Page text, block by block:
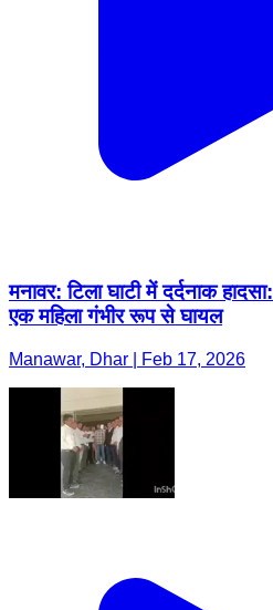
मनावर: टिला घाटी में दर्दनाक
एक महिला गंभीर रूप से घायल
Manawar, Dhar | Feb 17, 2026